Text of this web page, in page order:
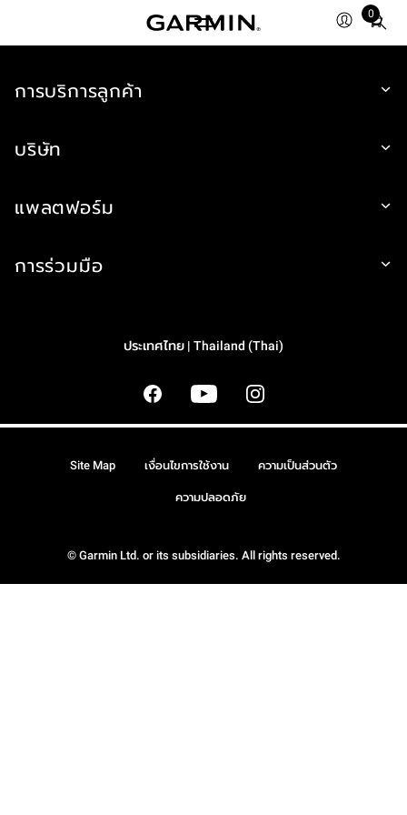
0
Total
การบริการลูกค้า
บริษัท
แพลตฟอร์ม
การร่วมมือ
ประเทศไทย | Thailand (Thai)
© Garmin Ltd. or its subsidiaries. All rights reserved.
Site Map เงื่อนไขการใช้งาน ความเป็นส่วนตัว
ความปลอดภัย